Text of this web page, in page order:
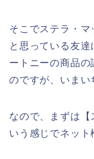
そこでステラ・マ
と思っている友
ートニーの商品の
のですが、いまい
なので、まずは
いう感じでネット